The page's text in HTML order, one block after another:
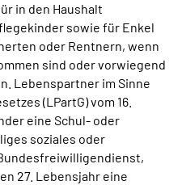
in den Haushalt
sowie für Enkel
oder Rentnern, wenn
sind oder vorwiegend
Lebenspartner im Sinne
(LPartG) vom 16.
eine Schul- oder
soziales oder
27. Lebensjahr eine